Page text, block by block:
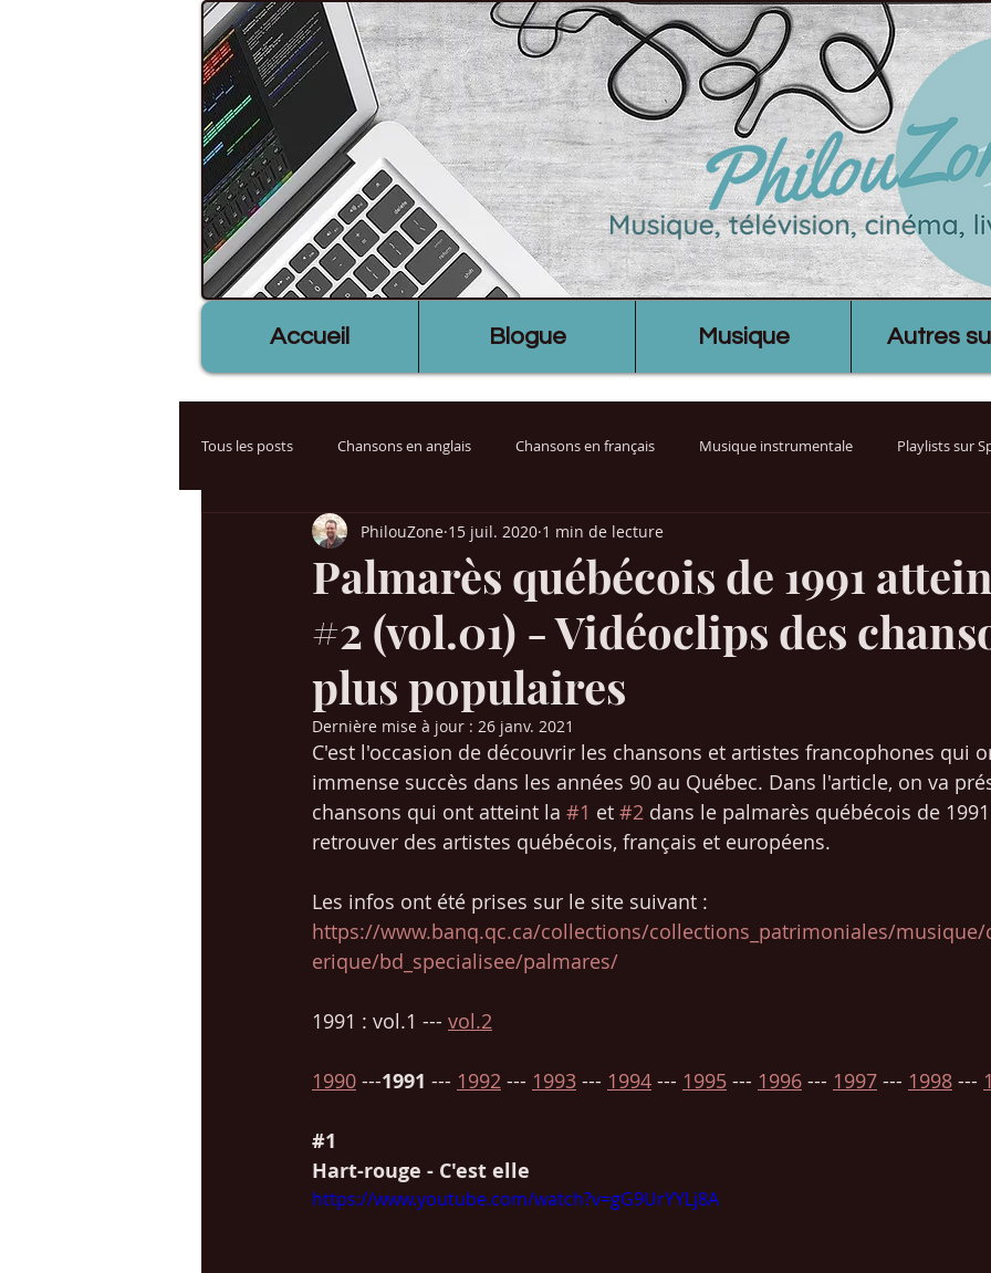
Accueil Blogue Musique Autres
Tous les posts Chansons en anglais Chansons en français Musique instrumentale Playlists sur
Billboard USA Charts UK Hit Parade France Palmarès Québec
Chansons années 60-70 Chansons années 80-90 Chansons années 2000-2010 Musique (articles)
Succès / genres Mes voyages en Europe Films & Cinéma
Christmas / Noël Chansons années 2020-2021
Palmarès québécois de 1991
#2 (vol.01) - Vidéoclips des
plus populaires
PhilouZone 15 juil. 2020 1 min de lecture
Dernière mise à jour : 26 janv. 2021
C'est l'occasion de découvrir les chansons et artistes francophones qui
immense succès dans les années 90 au Québec. Dans l'article, on va
chansons qui ont atteint la #1 et #2 dans le palmarès québécois de
retrouver des artistes québécois, français et européens.
Les infos ont été prises sur le site suivant :
https://www.banq.qc.ca/collections/collections_patrimoniales/
erique/bd_specialisee/palmares/
1991 : vol.1 --- vol.2
1990 ---1991 --- 1992 --- 1993 --- 1994 --- 1995 --- 1996 --- 1997 --- 1998 ---
#1
Hart-rouge - C'est elle
https://www.youtube.com/watch?v=gG9UrYYLj8A